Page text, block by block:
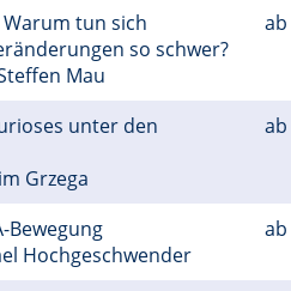
tun sich
so schwer?
Mau
ab
unter den
Grzega
ab
Bewegung
Hochgeschwender
ab